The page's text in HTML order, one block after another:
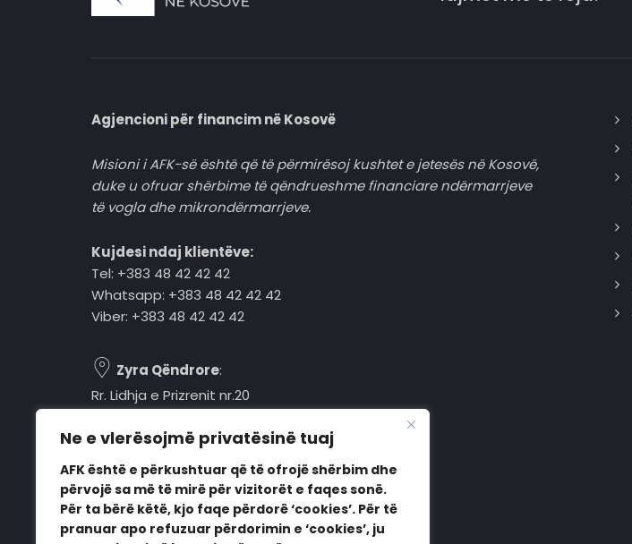
Ne e vlerësojmë privatësinë tuaj
AFK është e përkushtuar që të ofrojë shërbim dhe
përvojë sa më të mirë për vizitorët e faqes sonë.
Për ta bërë këtë, kjo faqe përdorë ‘cookies’. Për të
pranuar apo refuzuar përdorimin e ‘cookies’, ju
Agjencioni për financim në Kosovë
Misioni i AFK-së është që të përmirësoj kushtet e jetesës në Kosovë,
duke u ofruar shërbime të qëndrueshme financiare ndërmarrjeve
të vogla dhe mikrondërmarrjeve.
Kujdesi ndaj klientëve:
Tel: +383 48 42 42 42
Whatsapp: +383 48 42 42 42
Viber: +383 48 42 42 42
Zyra Qëndrore:
Rr. Lidhja e Prizrenit nr.20
Pejë, 30000, Kosovë
Orari i punës:
E hënë - E premte
08:00 - 16:00